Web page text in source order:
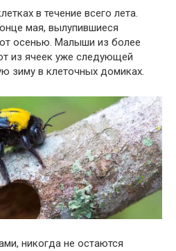
в течение всего лета.
мая, вылупившиеся
осенью. Малыши из более
из ячеек уже следующей
зиму в клеточных домиках.
никогда не остаются